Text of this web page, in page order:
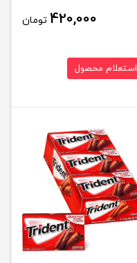
420,000 تومان
استعلام محصول